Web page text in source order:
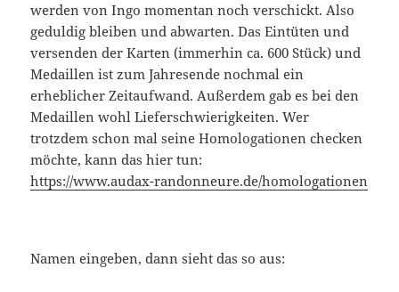
werden von Ingo momentan noch verschickt. Also
geduldig bleiben und abwarten. Das Eintüten und
versenden der Karten (immerhin ca. 600 Stück) und
Medaillen ist zum Jahresende nochmal ein
erheblicher Zeitaufwand. Außerdem gab es bei den
Medaillen wohl Lieferschwierigkeiten. Wer
trotzdem schon mal seine Homologationen checken
möchte, kann das hier tun:
https://www.audax-randonneure.de/homologationen
Namen eingeben, dann sieht das so aus: